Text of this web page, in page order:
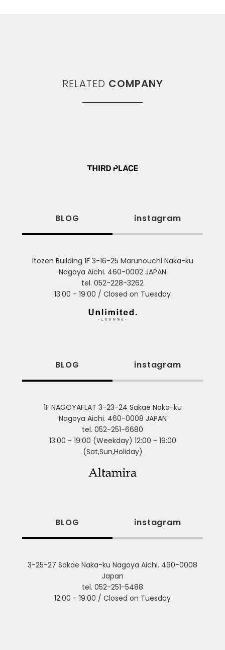
RELATED COMPANY
BLOG instagram
Itozen Building 1F 3-16-25 Marunouchi Naka-ku
Nagoya Aichi. 460-0002 JAPAN
tel. 052-228-3262
13:00 - 19:00 / Closed on Tuesday
BLOG instagram
1F NAGOYAFLAT 3-23-24 Sakae Naka-ku
Nagoya Aichi. 460-0008 JAPAN
tel. 052-251-6680
13:00 - 19:00 (Weekday) 12:00 - 19:00
(Sat,Sun,Holiday)
BLOG instagram
3-25-27 Sakae Naka-ku Nagoya Aichi. 460-0008
Japan
tel. 052-251-5488
12:00 - 19:00 / Closed on Tuesday